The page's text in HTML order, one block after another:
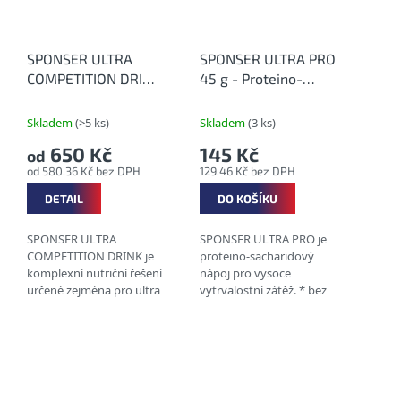
SPONSER ULTRA
COMPETITION DRINK
hypotonický nápoj
Skladem(>5 ks)
od 580,36 Kč bez DPH
od 650 Kč
DETAIL
SPONSER ULTRA
COMPETITION DRINK je
komplexní nutriční řešení
určené zejména pro ultra
SPONSER ULTRA PRO
45 g - Proteino-
pro vytrvalostní
Skladem(3 ks)
129,46 Kč bez DPH
145 Kč
DO KOŠÍKU
SPONSER ULTRA PRO je
proteino-sacharidový
nápoj pro vysoce
vytrvalostní zátěž. * bez